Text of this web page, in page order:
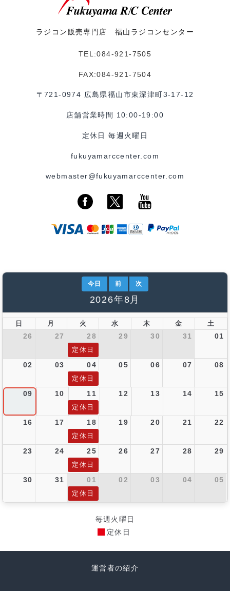
ラジコン販売専門店 福山ラジコンセンター
TEL:084-921-7505
FAX:084-921-7504
〒721-0974 広島県福山市東深津町3-17-12
店舗営業時間 10:00-19:00
定休日 毎週火曜日
fukuyamarccenter.com
webmaster@fukuyamarccenter.com
今日 前 次
2026年8月
日 月 火 水 木 金 土
26 27 28 29 30 31 01
定休日
02 03 04 05 06 07 08
定休日
09 10 11 12 13 14 15
定休日
16 17 18 19 20 21 22
定休日
23 24 25 26 27 28 29
定休日
30 31 01 02 03 04 05
定休日
毎週火曜日
定休日
運営者の紹介